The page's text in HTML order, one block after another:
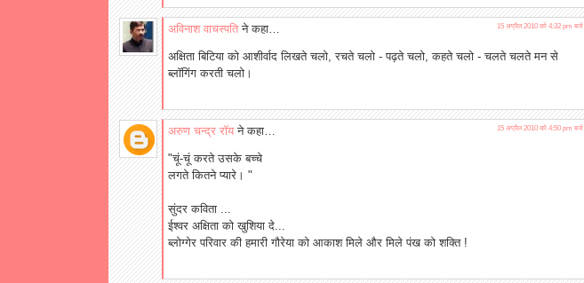
अविनाश वाचस्पतिने कहा… 15 अप्रैल 2010 को 4:32 pm बजे
अक्षिता बिटिया को आशीर्वाद लिखते चलो, रचते चलो - पढ़ते चलो, कहते चलो - चलते चलते मन से
ब्‍लॉगिंग करती चलो।
अरुण चन्द्र रॉयने कहा… 15 अप्रैल 2010 को 4:50 pm बजे
"चूं-चूं करते उसके बच्चे
लगते कितने प्यारे। "
सुंदर कविता ...
ईश्वर अक्षिता को खुशिया दे...
ब्लोग्गेर परिवार की हमारी गौरेया को आकाश मिले और मिले पंख को शक्ति !